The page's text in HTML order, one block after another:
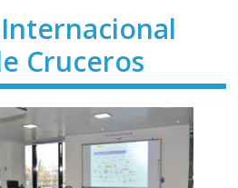
Cruceros